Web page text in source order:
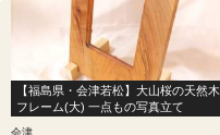
【福島県・会津若松】大山桜の天然木
フレーム(大) 一点もの写真立て
会津